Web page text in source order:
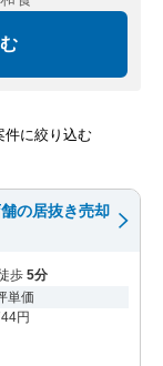
件に絞り込む
の居抜き売却
歩 5分
単価
円